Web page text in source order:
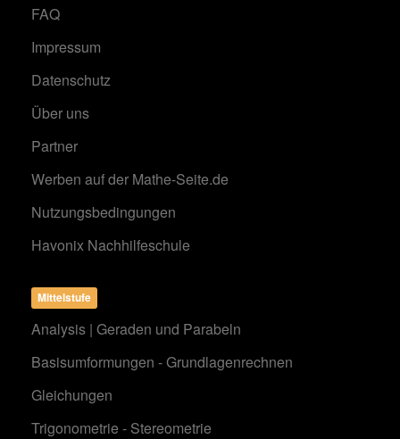
FAQ
Impressum
Datenschutz
Über uns
Partner
Werben auf der Mathe-Seite.de
Nutzungsbedingungen
Havonix Nachhilfeschule
Mittelstufe
Analysis | Geraden und Parabeln
Basisumformungen - Grundlagenrechnen
Gleichungen
Trigonometrie - Stereometrie